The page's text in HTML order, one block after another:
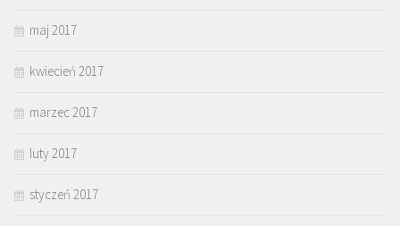
maj 2017
kwiecień 2017
marzec 2017
luty 2017
styczeń 2017